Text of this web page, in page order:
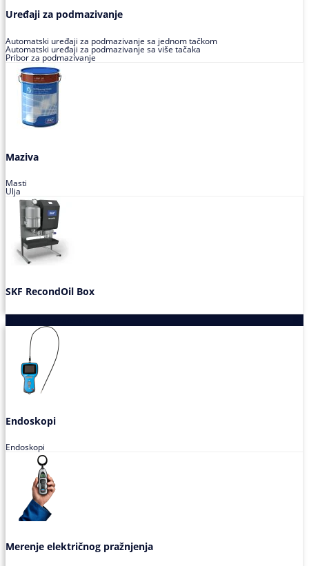
Uređaji za podmazivanje
Automatski uređaji za podmazivanje sa jednom tačkom
Automatski uređaji za podmazivanje sa više tačaka
Pribor za podmazivanje
Maziva
Masti
Ulja
SKF RecondOil Box
Endoskopi
Endoskopi
Merenje električnog pražnjenja